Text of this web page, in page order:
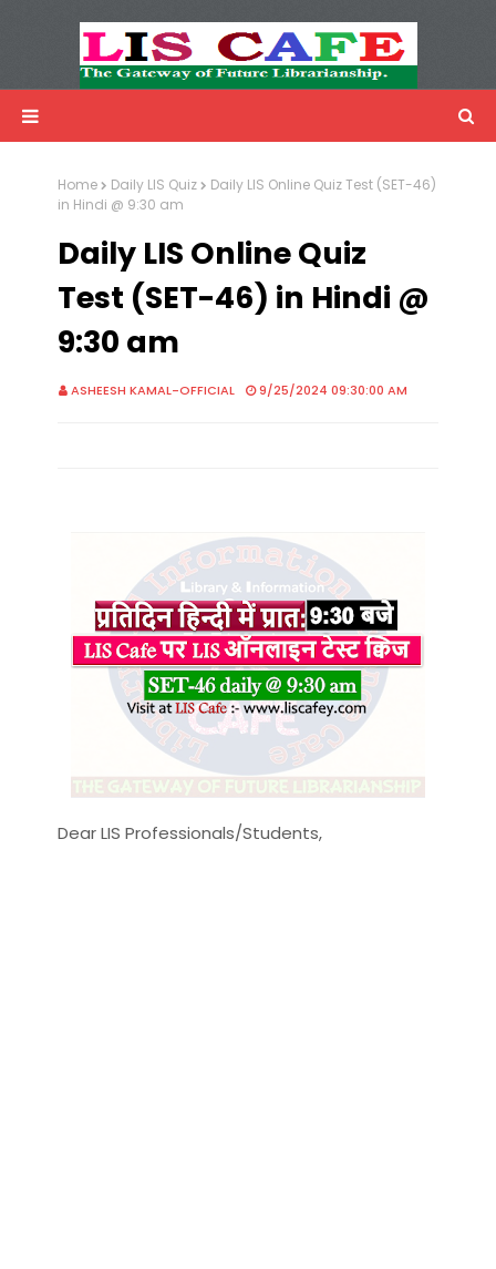
Advertisemnet
Home Daily LIS Quiz
Daily LIS Online Quiz Test (SET-46)
in Hindi @ 9:30 am
Daily LIS Online Quiz
Test (SET-46) in Hindi @
9:30 am
ASHEESH KAMAL-OFFICIAL 9/25/2024 09:30:00 AM
Dear LIS Professionals/Students,